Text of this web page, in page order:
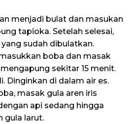
menjadi bulat dan masukan
tapioka. Setelah selesai,
sudah dibulatkan.
boba dan masak
sekitar 15 menit.
Dinginkan di dalam air es.
masak gula aren iris
api sedang hingga
gula larut.